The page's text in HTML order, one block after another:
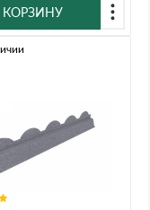
КОРЗИНУ